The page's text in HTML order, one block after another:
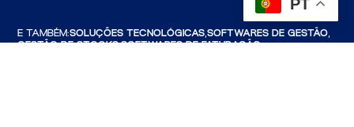
E TAMBÉM:SOLUÇÕES TECNOLÓGICAS,SOFTWARES DE GESTÃO,
GESTÃO DE STOCKS,SOFTWARES DE FATURAÇÃO,
PT